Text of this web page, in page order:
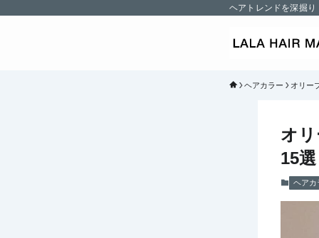
ヘアトレンドを深掘
ヘアカラー オリー
オ
15
ヘアカ